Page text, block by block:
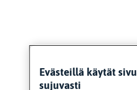
Evästeillä käytät
sujuvasti